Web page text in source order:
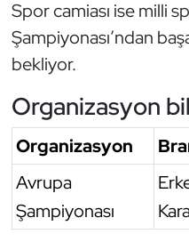
Spor camiası ise milli
Şampiyonası’ndan
bekliyor.
Organizasyon
Organizasyon
Avrupa
Şampiyonası
Triatlon
Voleybol
Vücut Geliştirme
Yelken